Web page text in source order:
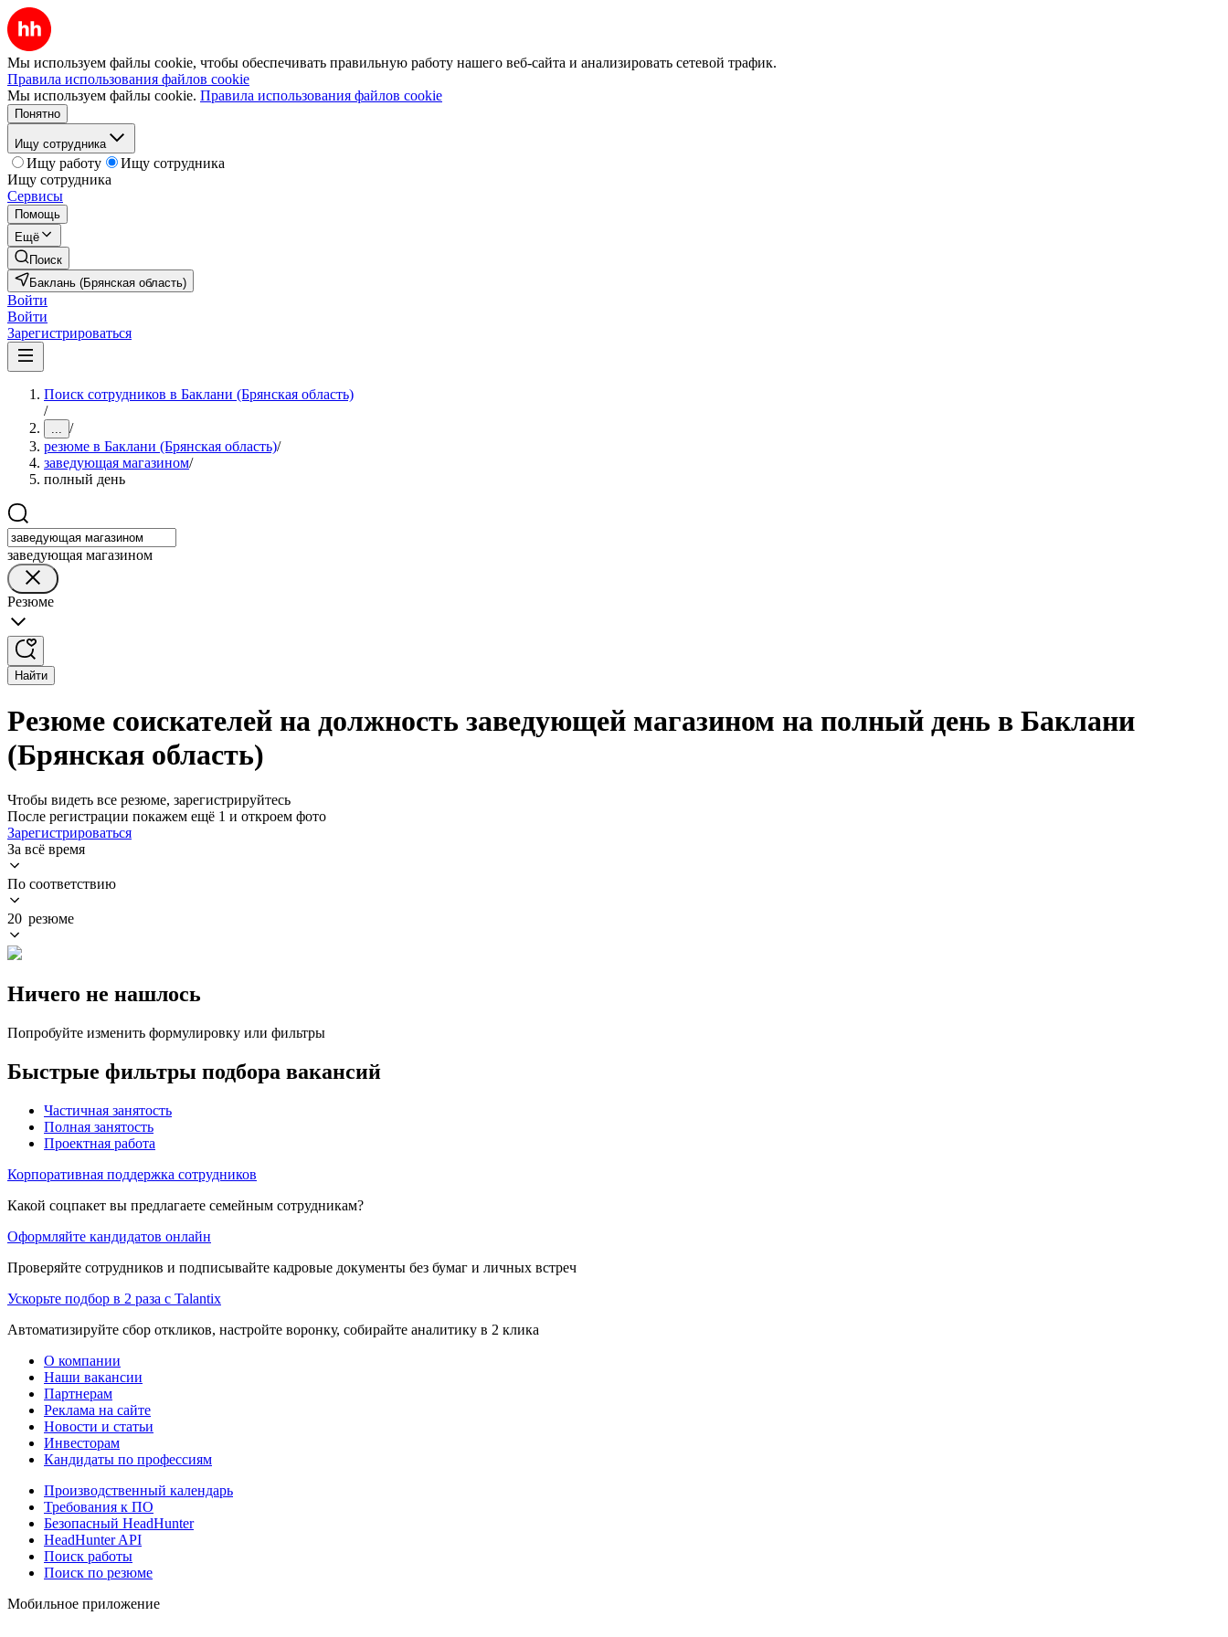
Мы используем файлы cookie, чтобы обеспечивать правильную работу нашего веб-сайта и анализировать сетевой трафик.
Правила использования файлов cookie
Мы используем файлы cookie. Правила использования файлов cookie
Понятно
Ищу сотрудника
Ищу работу
Ищу сотрудника
Ищу сотрудника
Сервисы
Помощь
Ещё
Поиск
Баклань (Брянская область)
Войти
Войти
Зарегистрироваться
Поиск сотрудников в Баклани (Брянская область)
/
... /
резюме в Баклани (Брянская область)/
заведующая магазином/
полный день
заведующая магазином
Резюме
Найти
Резюме соискателей на должность заведующей магазином на полный день в Баклани
(Брянская область)
Чтобы видеть все резюме, зарегистрируйтесь
После регистрации покажем ещё 1 и откроем фото
Зарегистрироваться
За всё время
По соответствию
20 резюме
Ничего не нашлось
Попробуйте изменить формулировку или фильтры
Быстрые фильтры подбора вакансий
Частичная занятость
Полная занятость
Проектная работа
Корпоративная поддержка сотрудников
Какой соцпакет вы предлагаете семейным сотрудникам?
Оформляйте кандидатов онлайн
Проверяйте сотрудников и подписывайте кадровые документы без бумаг и личных встреч
Ускорьте подбор в 2 раза с Talantix
Автоматизируйте сбор откликов, настройте воронку, собирайте аналитику в 2 клика
О компании
Наши вакансии
Партнерам
Реклама на сайте
Новости и статьи
Инвесторам
Кандидаты по профессиям
Производственный календарь
Требования к ПО
Безопасный HeadHunter
HeadHunter API
Поиск работы
Поиск по резюме
Мобильное приложение